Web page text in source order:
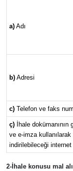
a)Adı
b)Adresi
c)Telefon ve faks
ç)İhale dokümanının
ve e-imza kullanılarak
indirilebileceği internet
2-İhale konusu mal